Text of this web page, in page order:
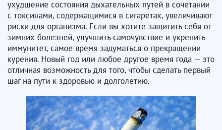
ухудшение состояния дыхательных путей в сочетании
с токсинами, содержащимися в сигаретах, увеличивают
риски для организма. Если вы хотите защитить себя от
зимних болезней, улучшить самочувствие и укрепить
иммунитет, самое время задуматься о прекращении
курения. Новый год или любое другое время года — это
отличная возможность для того, чтобы сделать первый
шаг на пути к здоровью и долголетию.